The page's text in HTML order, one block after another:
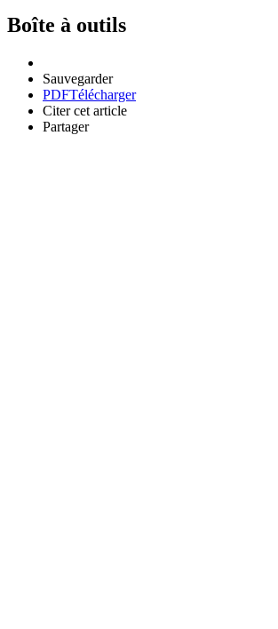
Boîte à outils
Sauvegarder
PDFTélécharger
Citer cet article
Partager